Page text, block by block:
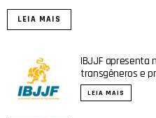
LEIA MAIS
IBJJF apresenta
transgêneros e
LEIA MAIS